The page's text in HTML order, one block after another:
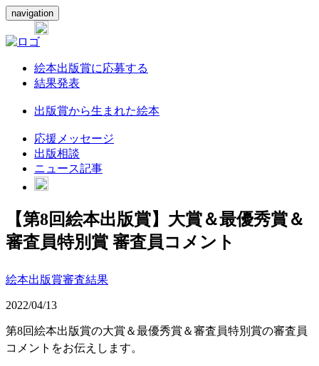
navigation
絵本出版賞に応募する
結果発表
出版賞から生まれた絵本
応援メッセージ
出版相談
ニュース記事
【第8回絵本出版賞】大賞＆最優秀賞＆
審査員特別賞 審査員コメント
絵本出版賞審査結果
2022/04/13
第8回絵本出版賞の大賞＆最優秀賞＆審査員特別賞の審査員
コメントをお伝えします。